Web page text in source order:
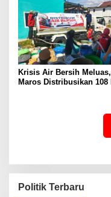
Krisis Air Bersih Meluas,
Maros Distribusikan 108
Politik Terbaru